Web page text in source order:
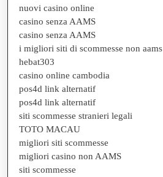
nuovi casino online
casino senza AAMS
casino senza AAMS
i migliori siti di scommesse non aams
hebat303
casino online cambodia
pos4d link alternatif
pos4d link alternatif
siti scommesse stranieri legali
TOTO MACAU
migliori siti scommesse
migliori casino non AAMS
siti scommesse